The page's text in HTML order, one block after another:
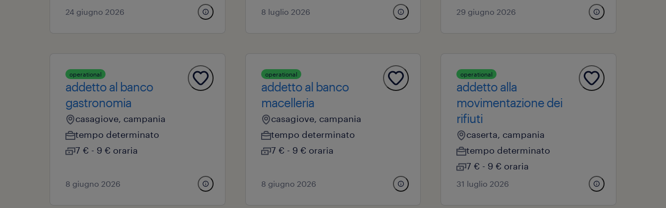
24 giugno 2026 8 luglio 2026 29 giugno 2026
operational
addetto al banco
gastronomia
casagiove, campania
tempo determinato
7 € - 9 € oraria
8 giugno 2026
operational
addetto al banco
macelleria
casagiove, campania
tempo determinato
7 € - 9 € oraria
8 giugno 2026
operational
addetto alla
movimentazione dei
rifiuti
caserta, campania
tempo determinato
7 € - 9 € oraria
31 luglio 2026